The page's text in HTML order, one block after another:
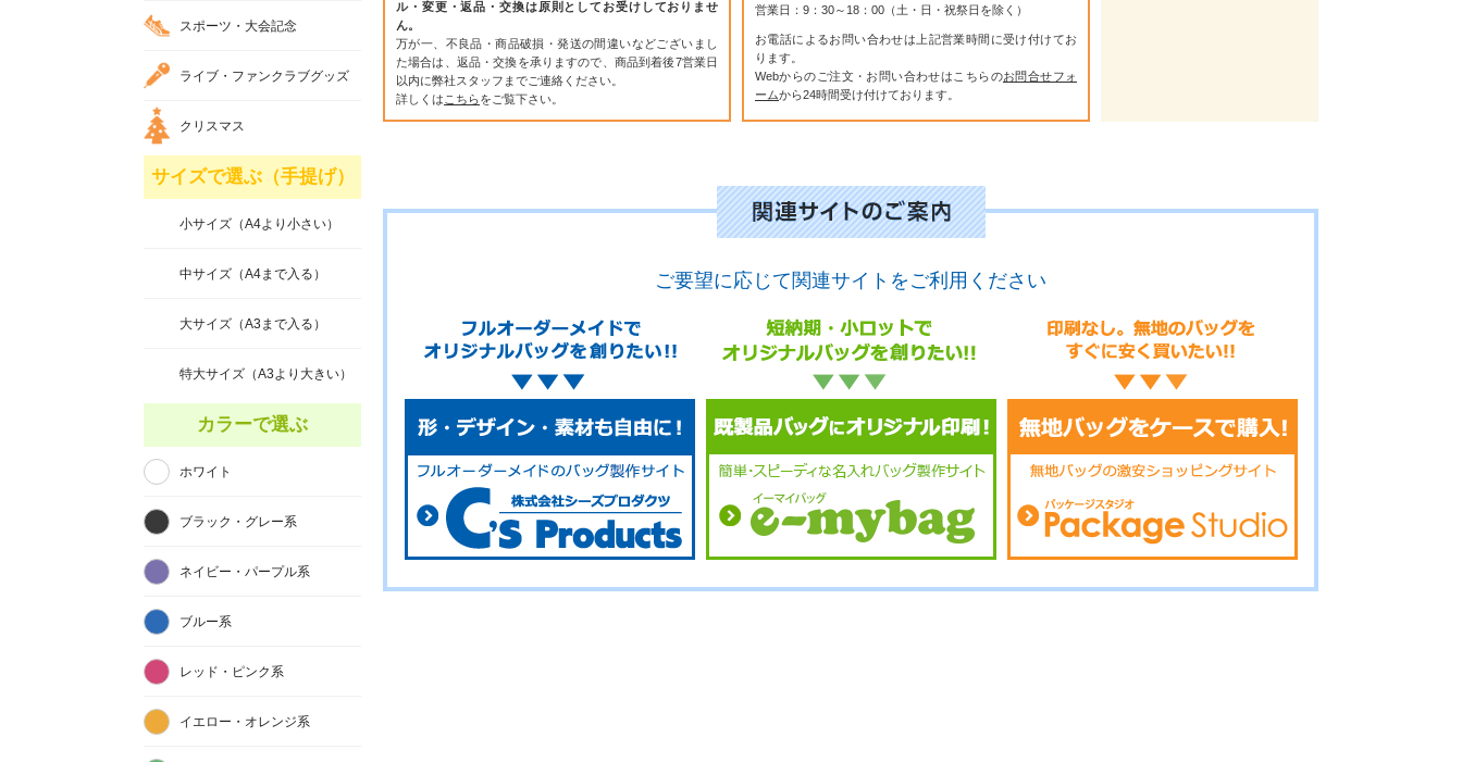
ル・変更・返品・交換は原則としてお受けしておりませ
ん。
万が一、不良品・商品破損・発送の間違いなどございまし
た場合は、返品・交換を承りますので、商品到着後7営業日
以内に弊社スタッフまでご連絡ください。
詳しくは こちらをご覧下さい。
営業日：9：30～18：00（土・日・祝祭日を除く）
お電話によるお問い合わせは上記営業時間に受け付けてお
ります。
Webからのご注文・お問い合わせはこちらのお問合せフォ
ームから24時間受け付けております。
ご要望に応じて関連サイトをご利用ください
スポーツ・大会記念
ライブ・ファンクラブグッズ
クリスマス
サイズで選ぶ（手提げ）
小サイズ（A4より小さい）
中サイズ（A4まで入る）
大サイズ（A3まで入る）
特大サイズ（A3より大きい）
カラーで選ぶ
ホワイト
ブラック・グレー系
ネイビー・パープル系
ブルー系
レッド・ピンク系
イエロー・オレンジ系